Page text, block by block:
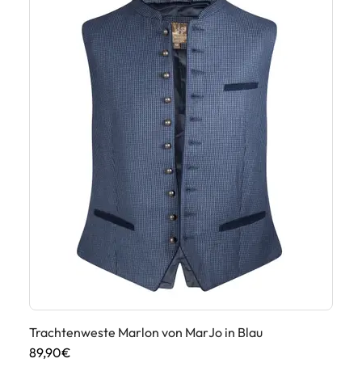
Trachtenweste Marlon von MarJo in Blau
89,90€